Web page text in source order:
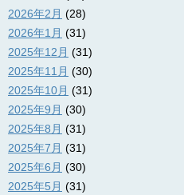
2026年2月 (28)
2026年1月 (31)
2025年12月 (31)
2025年11月 (30)
2025年10月 (31)
2025年9月 (30)
2025年8月 (31)
2025年7月 (31)
2025年6月 (30)
2025年5月 (31)